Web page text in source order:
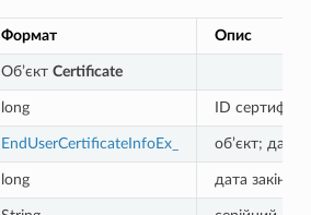
Формат Опис
Об’єкт Certificate
long ID
EndUserCertificateInfoEx_ об’єкт; дані
long дата